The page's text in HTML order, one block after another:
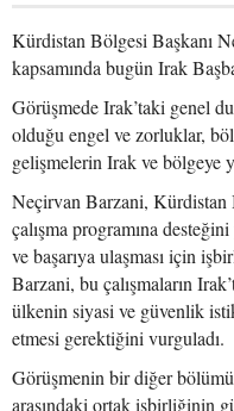
Kürdistan Bölgesi Başkanı
kapsamında bugün Irak
Görüşmede Irak’taki genel
olduğu engel ve zorluklar,
gelişmelerin Irak ve bölgeye
Neçirvan Barzani, Kürdistan
çalışma programına
ve başarıya ulaşması için
Barzani, bu çalışmaların
ülkenin siyasi ve güvenlik
etmesi gerektiğini vurguladı.
Görüşmenin bir diğer
arasındaki ortak işbirliğinin